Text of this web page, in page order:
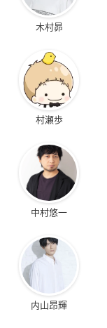
木村昴
村瀬歩
中村悠一
内山昂輝